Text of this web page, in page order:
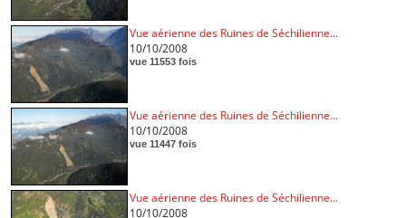
Vue aérienne des Ruines de Séchilienne...
10/10/2008
vue 11553 fois
Vue aérienne des Ruines de Séchilienne...
10/10/2008
vue 11447 fois
Vue aérienne des Ruines de Séchilienne...
10/10/2008